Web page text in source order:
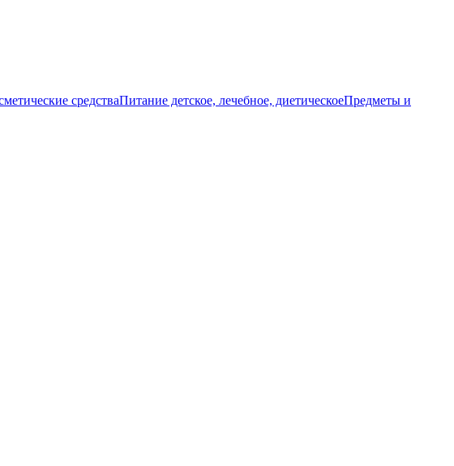
средстваПитание детское, лечебное, диетическоеПредметы и